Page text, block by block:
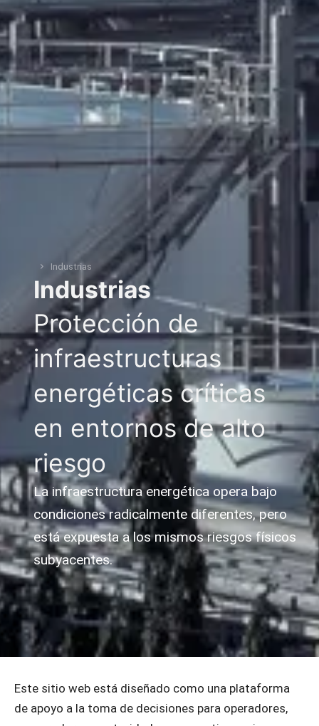
You are here:
Industrias
Industrias
Protección de
infraestructuras
energéticas críticas
en entornos de alto
riesgo
La infraestructura energética opera bajo
condiciones radicalmente diferentes, pero
está expuesta a los mismos riesgos físicos
subyacentes.
Este sitio web está diseñado como una plataforma
de apoyo a la toma de decisiones para operadores,